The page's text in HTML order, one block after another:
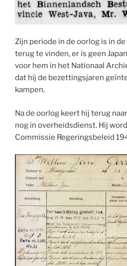
Zijn periode in de oorlog is in
terug te vinden, er is geen
voor hem in het Nationaal
dat hij de bezettingsjaren
kampen.
Na de oorlog keert hij terug
nog in overheidsdienst. Hij
Commissie Regeringsbeleid